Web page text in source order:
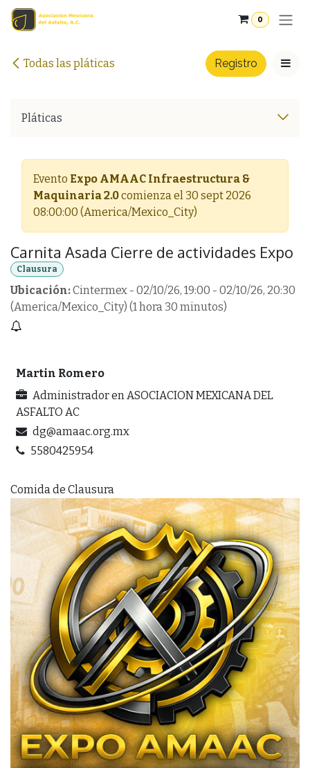
Ir al contenido
0
Todas las pláticas Registro
Pláticas
Evento Expo AMAAC Infraestructura &
Maquinaria 2.0comienza el 30 sept 2026
08:00:00 (America/Mexico_City)
Carnita Asada Cierre de actividades Expo
Clausura
Ubicación:Cintermex - 02/10/26, 19:00 - 02/10/26, 20:30
(America/Mexico_City) (1 hora 30 minutos)
Martin Romero
AdministradorenASOCIACION MEXICANA DEL
ASFALTO AC
dg@amaac.org.mx
5580425954
Comida de Clausura